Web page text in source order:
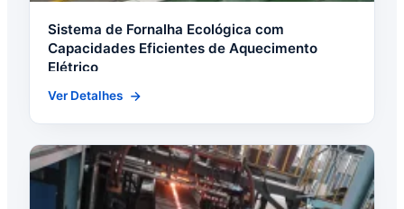
Sistema de Fornalha Ecológica com
Capacidades Eficientes de Aquecimento
Elétrico
Ver Detalhes